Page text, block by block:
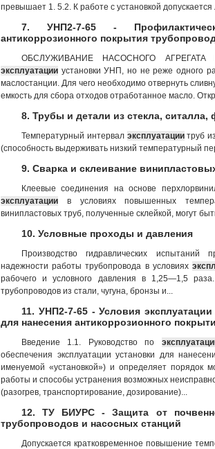
превышает 1. 5.2. К работе с установкой
7. УНП2-7-65 -
антикоррозионного покрытия
ОБСЛУЖИВАНИЕ НАСОСНОГО АГРЕГАТА
эксплуатации установки УНП, но не реже одного
маслостанции. Для чего необходимо отвернуть
емкость для сбора отходов отработанное масло.
8. Трубы и детали из стекла,
Температурный интервал эксплуатациитруб
(способность выдерживать низкий температурный
9. Сварка и склеивание
Клеевые соединения на основе
эксплуатации в условиях повышенных
винипластовых труб, полученные склейкой, могут
10. Условные проходы и давления
Производство гидравлических
надежности работы трубопровода в условиях
рабочего и условного давления в 1,25—1,5
трубопроводов из стали, чугуна, бронзы и...
11. УНП2-7-65 - Условия
для нанесения антикоррозионного
Введение 1.1. Руководство по
обеспечения эксплуатации установки для
именуемой «установкой») и определяет порядок
работы и способы устранения возможных
(разогрев, транспортирование, дозирование)...
12. ТУ БИУРС - Защита от
трубопроводов и насосных станций
Допускается кратковременное повышение